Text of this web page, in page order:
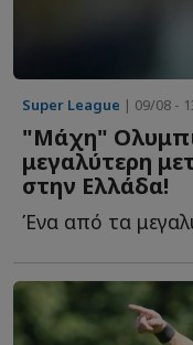
Super League | 09/08 -
"Μάχη"
μεγαλύτερη
στην Ελλάδα!